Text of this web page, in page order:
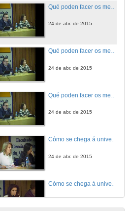
24 de abr. de 2015
Qué poden facer os medios de comunicación
24 de abr. de 2015
24 de abr. de 2015
Cómo se chega á universidade
24 de abr. de 2015